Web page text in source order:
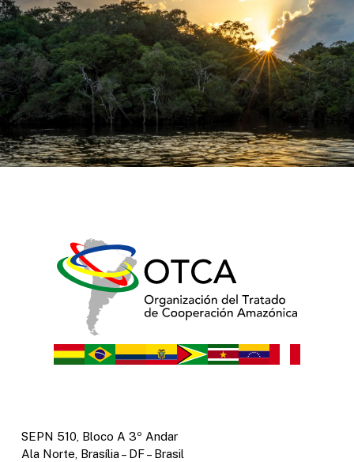
SEPN 510, Bloco A 3º Andar
Ala Norte, Brasília – DF – Brasil